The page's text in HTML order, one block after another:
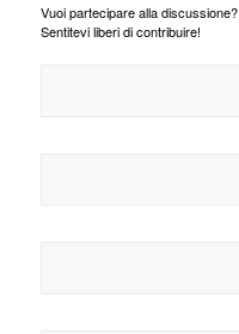
Vuoi partecipare alla discussione?
Sentitevi liberi di contribuire!